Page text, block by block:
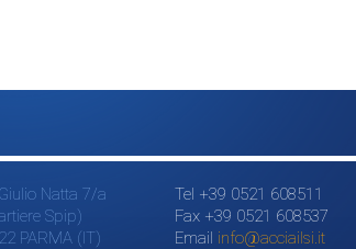
Natta 7/a
Spip)
PARMA (IT)
Tel +39 0521 608511
Fax +39 0521 608537
Email info@acciailsi.it